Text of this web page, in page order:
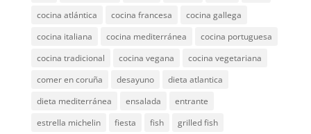
cocina atlántica
cocina francesa
cocina gallega
cocina italiana
cocina mediterránea
cocina portuguesa
cocina tradicional
cocina vegana
cocina vegetariana
comer en coruña
desayuno
dieta atlantica
dieta mediterránea
ensalada
entrante
estrella michelin
fiesta fish
grilled fish